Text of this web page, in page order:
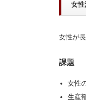
女性
女性が
課題
女性
生産